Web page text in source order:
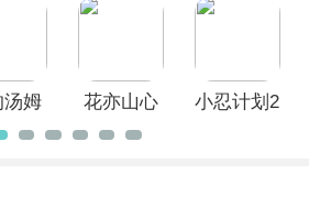
中文版
汤姆
新版
花亦山心
之月最新
小忍计划2